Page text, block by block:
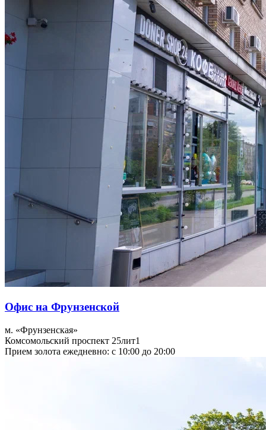
Офис на Фрунзенской
м. «Фрунзенская»
Комсомольский проспект 25лит1
Прием золота ежедневно: с 10:00 до 20:00